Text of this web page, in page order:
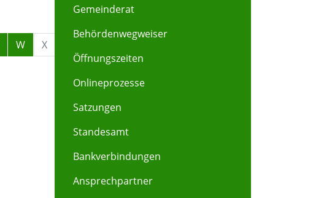
W X
Gemeinderat
Behördenwegweiser
Öffnungszeiten
Onlineprozesse
Satzungen
Standesamt
Bankverbindungen
Ansprechpartner